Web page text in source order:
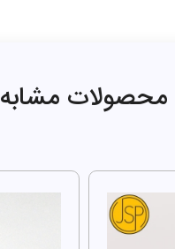
محصولات مشابه